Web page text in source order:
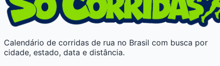
Calendário de corridas de rua no Brasil com busca por
cidade, estado, data e distância.